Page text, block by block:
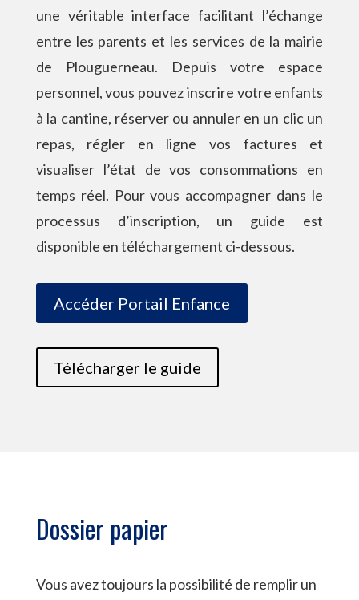
une véritable interface facilitant l’échange
entre les parents et les services de la mairie
de Plouguerneau. Depuis votre espace
personnel, vous pouvez inscrire votre enfants
à la cantine, réserver ou annuler en un clic un
repas, régler en ligne vos factures et
visualiser l’état de vos consommations en
temps réel. Pour vous accompagner dans le
processus d’inscription, un guide est
disponible en téléchargement ci-dessous.
Accéder Portail Enfance
Télécharger le guide
Dossier papier
Vous avez toujours la possibilité de remplir un